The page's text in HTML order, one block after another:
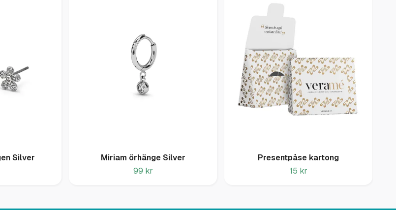
Silver
Miriam örhänge Silver
99 kr
Presentpåse kartong
15 kr